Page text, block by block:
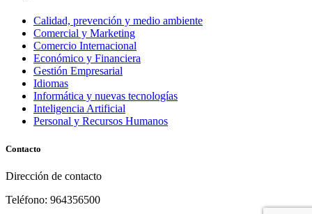
Calidad, prevención y medio ambiente
Comercial y Marketing
Comercio Internacional
Económico y Financiera
Gestión Empresarial
Idiomas
Informática y nuevas tecnologías
Inteligencia Artificial
Personal y Recursos Humanos
Contacto
Dirección de contacto
Teléfono: 964356500